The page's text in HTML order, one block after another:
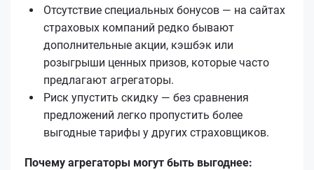
Отсутствие специальных бонусов — на сайтах
страховых компаний редко бывают
дополнительные акции, кэшбэк или
розыгрыши ценных призов, которые часто
предлагают агрегаторы.
Риск упустить скидку — без сравнения
предложений легко пропустить более
выгодные тарифы у других страховщиков.
Почему агрегаторы могут быть выгоднее: